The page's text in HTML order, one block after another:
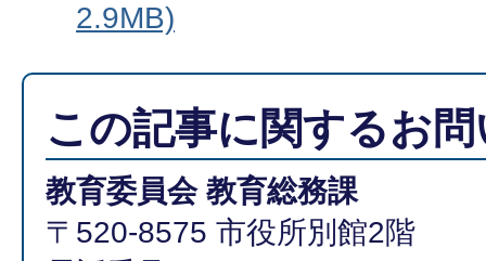
2.9MB)
この記事に関するお
教育委員会 教育総務課
〒520-8575 市役所別館2階